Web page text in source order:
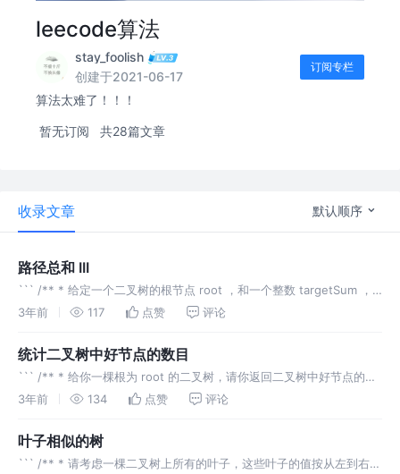
leecode算法
stay_foolish
创建于2021-06-17
订阅专栏
算法太难了！！！
暂无订阅 共28篇文章
收录文章 默认顺序
路径总和 III
``` /** * 给定一个二叉树的根节点 root ，和一个整数 targetSum ，
求该二叉树里节点值之和等于 targetSum 的 路径 的数目。 * * 路径
3年前 117 点赞 评论
统计二叉树中好节点的数目
``` /** * 给你一棵根为 root 的二叉树，请你返回二叉树中好节点的数
目。 * * 「好节点」X 定义为：从根到该节点 X 所经过的节点中，没有
3年前 134 点赞 评论
叶子相似的树
``` /** * 请考虑一棵二叉树上所有的叶子，这些叶子的值按从左到右的